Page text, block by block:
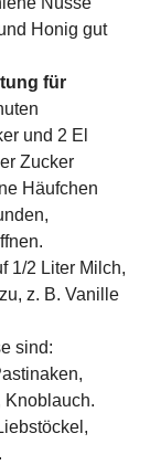
Honig gut
für
und 2 El
Zucker
Häufchen
1/2 Liter Milch,
z. B. Vanille
sind:
Knoblauch.